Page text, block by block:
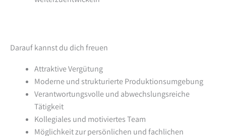
Darauf kannst du dich freuen
Attraktive Vergütung
Moderne und strukturierte Produktionsumgebung
Verantwortungsvolle und abwechslungsreiche
Tätigkeit
Kollegiales und motiviertes Team
Möglichkeit zur persönlichen und fachlichen